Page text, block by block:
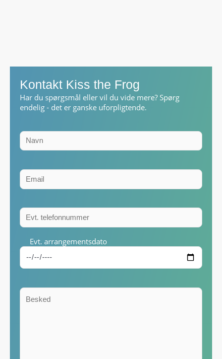
Kontakt Kiss the Frog
Har du spørgsmål eller vil du vide mere? Spørg
endelig - det er ganske uforpligtende.
Evt. arrangementsdato